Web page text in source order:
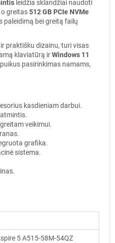
leidžia sklandžiai naudoti
greitas512 GB PCIe NVMe
bei greitą failų
praktišku dizainu, turi visas
klaviatūrą irWindows 11
pasirinkimas namams,
kasdieniam darbui.
veikimui.
grafika.
sistema.
5 A515-58M-54QZ